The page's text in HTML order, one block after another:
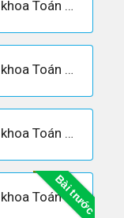
Giải bài 38 trang 22 - Sách giáo khoa Toán 7 tập 1
Giải bài 39 trang 23 - Sách giáo khoa Toán 7 tập 1
Giải bài 40 trang 23 - Sách giáo khoa Toán 7 tập 1
Bài trước
Giải bài 41 trang 23 - Sách giáo khoa Toán 7 tập 1